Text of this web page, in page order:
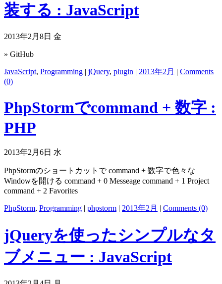
装する : JavaScript
2013年2月8日 金
» GitHub
JavaScript, Programming | jQuery, plugin | 2013年2月 | Comments
(0)
PhpStormでcommand + 数字 :
PHP
2013年2月6日 水
PhpStormのショートカットで command + 数字で色々な
Windowを開ける command + 0 Messeage command + 1 Project
command + 2 Favorites
PhpStorm, Programming | phpstorm | 2013年2月 | Comments (0)
jQueryを使ったシンプルなタ
ブメニュー : JavaScript